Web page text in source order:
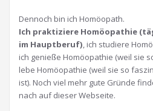
Dennoch bin ich Homöopath.
Ich praktiziere Homöopathie
im Hauptberuf), ich studiere
ich genieße Homöopathie (weil sie
lebe Homöopathie (weil sie so
ist). Noch viel mehr gute Gründe
nach auf dieser Webseite.